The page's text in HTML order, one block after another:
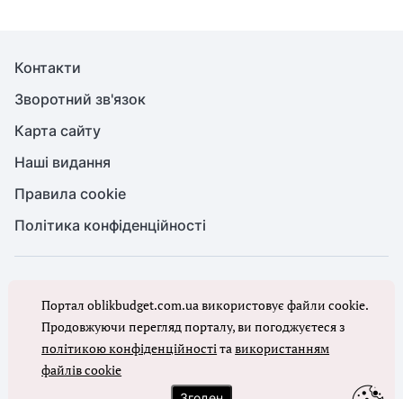
Контакти
Зворотний зв'язок
Карта сайту
Наші видання
Правила cookie
Політика конфіденційності
Повне або часткове копіювання будь-яких матеріалів порталу,
цитування, публікація їх анотованих оглядів допускаються лише з
письмового дозволу редакції порталу
Ми в соцмережах
Портал oblikbudget.com.ua використовує файли cookie.
Продовжуючи перегляд порталу, ви погоджуєтеся з
політикою конфіденційностітавикористанням
файлів cookie